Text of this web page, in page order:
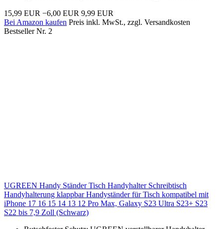
15,99 EUR −6,00 EUR 9,99 EUR
Bei Amazon kaufen Preis inkl. MwSt., zzgl. Versandkosten
Bestseller Nr. 2
UGREEN Handy Ständer Tisch Handyhalter Schreibtisch
Handyhalterung klappbar Handyständer für Tisch kompatibel mit
iPhone 17 16 15 14 13 12 Pro Max, Galaxy S23 Ultra S23+ S23
S22 bis 7,9 Zoll (Schwarz)